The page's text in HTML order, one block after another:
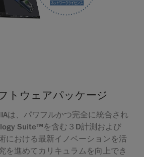
トウェアパッケージ
は、パワフルかつ完全に統合され
Suite™を含む３D計測および
における最新イノベーションを活
を進めてカリキュラムを向上でき